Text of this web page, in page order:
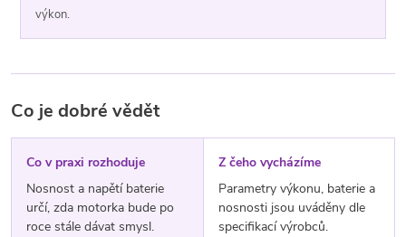
výkon.
Co je dobré vědět
Co v praxi rozhoduje
Nosnost a napětí baterie
určí, zda motorka bude po
roce stále dávat smysl.
Z čeho vycházíme
Parametry výkonu, baterie a
nosnosti jsou uváděny dle
specifikací výrobců.